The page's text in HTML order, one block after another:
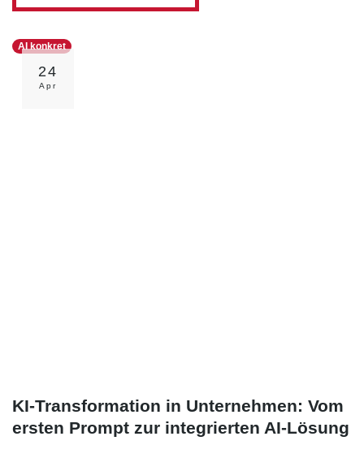
24
Apr
AI konkret
KI-Transformation in Unternehmen: Vom
ersten Prompt zur integrierten AI-Lösung